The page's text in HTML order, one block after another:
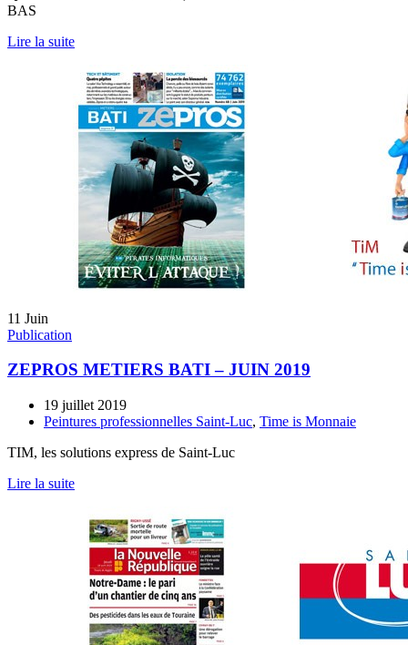
BAS
Lire la suite
11 Juin
Publication
ZEPROS METIERS BATI – JUIN 2019
19 juillet 2019
Peintures professionnelles Saint-Luc, Time is Monnaie
TIM, les solutions express de Saint-Luc
Lire la suite